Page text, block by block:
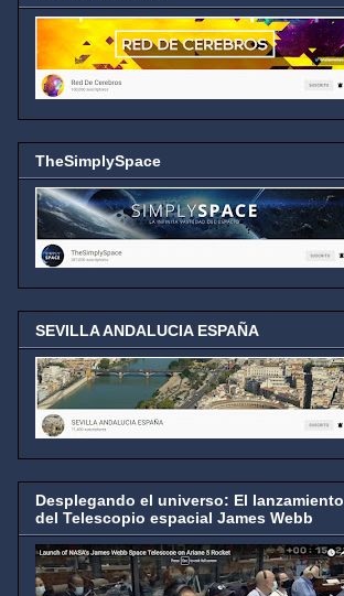
TheSimplySpace
SEVILLA ANDALUCIA ESPAÑA
Desplegando el universo: El lanzamiento
del Telescopio espacial James Webb